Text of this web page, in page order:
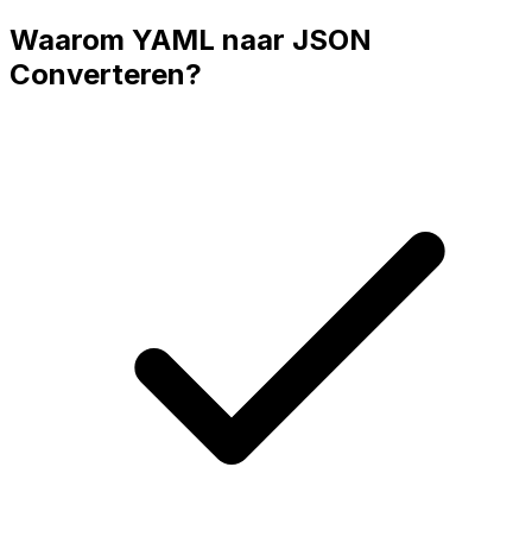
Waarom YAML naar JSON
Converteren?